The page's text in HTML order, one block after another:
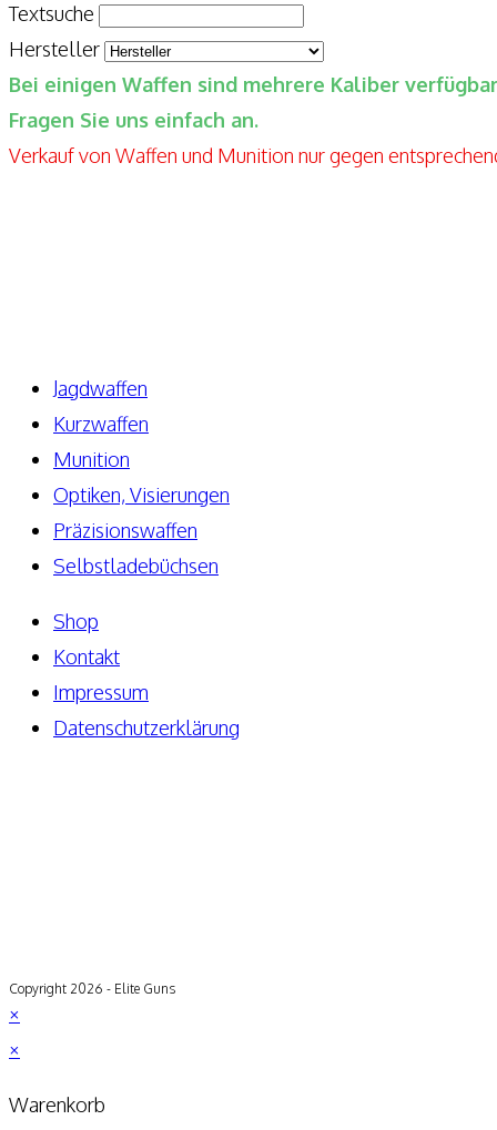
Textsuche
Hersteller
Bei einigen Waffen sind mehrere Kaliber
Fragen Sie uns einfach an.
Verkauf von Waffen und Munition nur gegen
Jagdwaffen
Kurzwaffen
Munition
Optiken, Visierungen
Präzisionswaffen
Selbstladebüchsen
Shop
Kontakt
Impressum
Datenschutzerklärung
Copyright 2026 - Elite Guns
×
×
Warenkorb